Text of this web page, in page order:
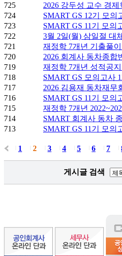
725
2026 강두성 교수 경
724
SMART GS 12기 모의
723
SMART GS 11기 모의
722
3월 2일(월) 삼일절 대
721
재정학 7개년 기출풀
720
2026 회계사 동차종합
719
재정학 7개년 성적공지
718
SMART GS 모의고사
717
2026 김용재 동차재무
716
SMART GS 11기 모의
715
재정학 7개년
714
SMART 회계사 동차
713
SMART GS 11기 모의
1 2 3 4 5 6 7
게시글 검색